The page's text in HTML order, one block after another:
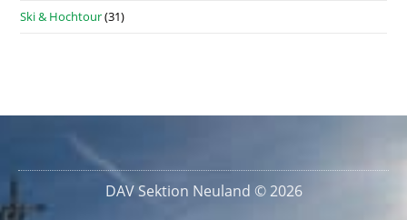
Ski & Hochtour(31)
DAV Sektion Neuland © 2026